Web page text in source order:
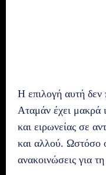
Η επιλογή αυτή
Αταμάν έχει μακρά
και ειρωνείας σε
και αλλού. Ωστόσο
ανακοινώσεις για